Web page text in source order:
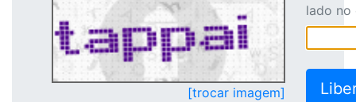
[trocar imagem]
lado no